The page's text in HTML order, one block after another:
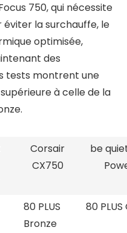
750, qui nécessite
la surchauffe, le
optimisée,
des
tests montrent une
à celle de la
Corsair
CX750
be
80 PLUS
Bronze
80